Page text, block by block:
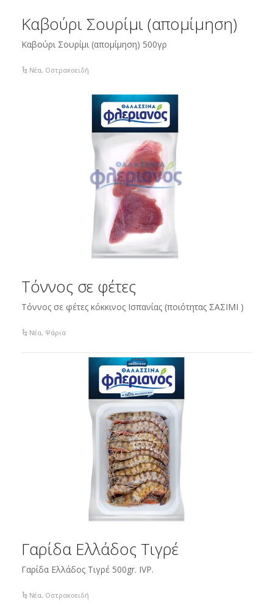
Καβούρι Σουρίμι (απομίμηση)
Καβούρι Σουρίμι (απομίμηση) 500γρ
Νέα, Οστρακοειδή
Τόννος σε φέτες
Τόννος σε φέτες κόκκινος Ισπανίας (ποιότητας ΣΑΣΙΜΙ )
Νέα, Ψάρια
Γαρίδα Ελλάδος Τιγρέ
Γαρίδα Ελλάδος Τιγρέ 500gr. IVP.
Νέα, Οστρακοειδή